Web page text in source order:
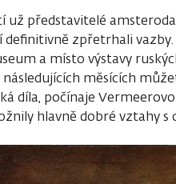
už představitelé
zpřetrhali
a místo výstavy
měsících
díla, počínaje
hlavně dobré vztahy